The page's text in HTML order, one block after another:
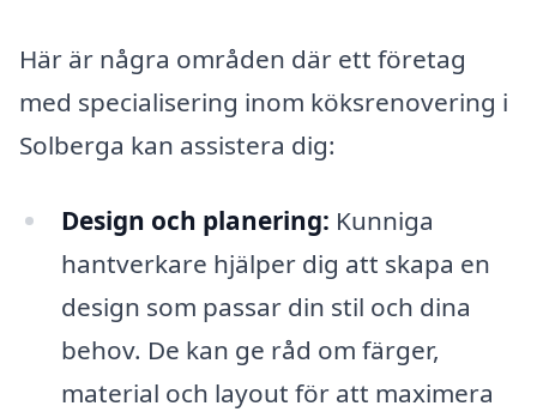
Här är några områden där ett företag
med specialisering inom köksrenovering i
Solberga kan assistera dig:
Design och planering: Kunniga
hantverkare hjälper dig att skapa en
design som passar din stil och dina
behov. De kan ge råd om färger,
material och layout för att maximera